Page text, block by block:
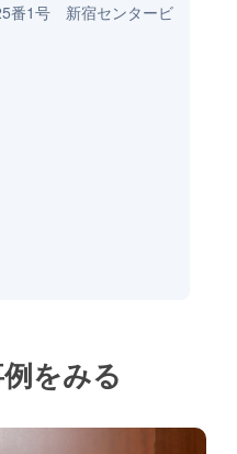
番1号 新宿センタービ
をみる